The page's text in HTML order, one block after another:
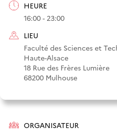
HEURE
16:00 - 23:00
LIEU
Faculté des Sciences et
Haute-Alsace
18 Rue des Frères Lumière
68200 Mulhouse
ORGANISATEUR